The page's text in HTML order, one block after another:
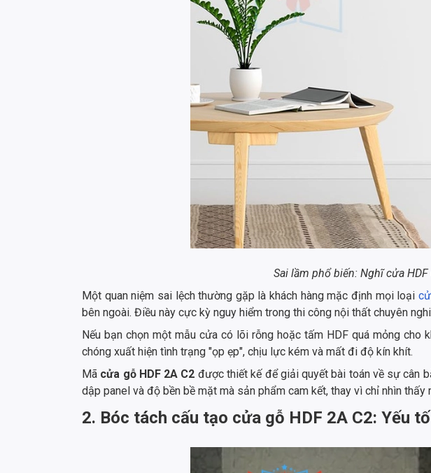
Sai lầm phổ biến: Nghĩ cửa
Một quan niệm sai lệch thường gặp là khách hàng mặc định mọi loại
bên ngoài. Điều này cực kỳ nguy hiểm trong thi công nội thất chuyên
Nếu bạn chọn một mẫu cửa có lõi rỗng hoặc tấm HDF quá mỏng
chóng xuất hiện tình trạng "ọp ẹp", chịu lực kém và mất đi độ kín khít.
Mã cửa gỗ HDF 2A C2 được thiết kế để giải quyết bài toán về sự cân
dập panel và độ bền bề mặt mà sản phẩm cam kết, thay vì chỉ nhìn thấy
2. Bóc tách cấu tạo cửa gỗ HDF 2A C2: Yếu